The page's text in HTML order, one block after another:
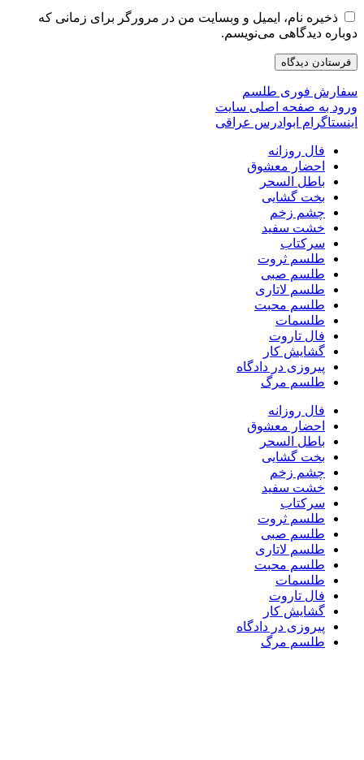
ذخیره نام، ایمیل و وبسایت من در مرورگر برای زمانی که
دوباره دیدگاهی می‌نویسم.
سفارش فوری طلسم
ورود به صفحه اصلی سایت
اینستاگرام ابوادرس عراقی
فال روزانه
احضار معشوق
باطل السحر
بخت گشایی
چشم زخم
خشت سفید
سرکتاب
طلسم ثروت
طلسم صبی
طلسم لاتاری
طلسم محبت
طلسمات
فال تاروت
گشایش کار
پیروزی در دادگاه
طلسم مرگ
فال روزانه
احضار معشوق
باطل السحر
بخت گشایی
چشم زخم
خشت سفید
سرکتاب
طلسم ثروت
طلسم صبی
طلسم لاتاری
طلسم محبت
طلسمات
فال تاروت
گشایش کار
پیروزی در دادگاه
طلسم مرگ